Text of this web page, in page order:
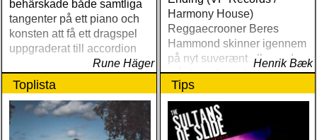
behärskade både samtliga
tangenter på ett piano och
konsten att få ett dragspel
uppgraderat till accordion
Rune Häger
Harmony House)
Reggaecrooner Beres
Hammond skinner igennem
på nyt suverænt album, der
måske er hans bedste
gennem tiderne
Henrik Bæk
Toplista Tips